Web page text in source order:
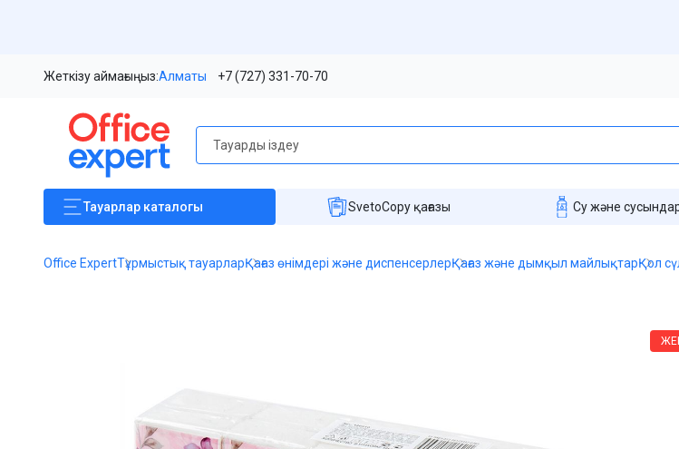
Жеткізу аймағыңыз:Алматы +7 (727) 331-70-70
Тауарлар каталогы SvetoCopy қағазы Су және
Office ExpertТұрмыстық тауарларҚағаз өнімдері және диспенсерлерҚағаз және дымқыл майлықтарҚол